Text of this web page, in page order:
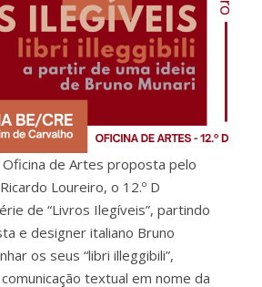
de Artes proposta pelo
Loureiro, o 12.º D
de “Livros Ilegíveis”, partindo
e designer italiano Bruno
os seus “libri illeggibili”,
textual em nome da